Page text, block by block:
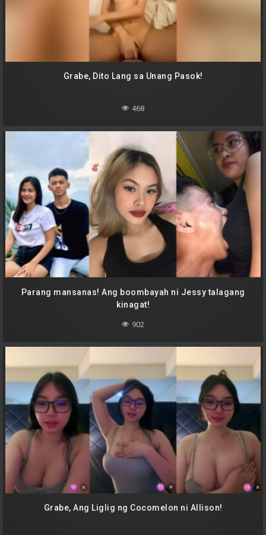
Grabe, Dito Lang sa Unang Pasok!
468
Parang mansanas! Ang boombayah ni Jessy talagang
kinagat!
902
Grabe, Ang Liglig ng Cocomelon ni Allison!